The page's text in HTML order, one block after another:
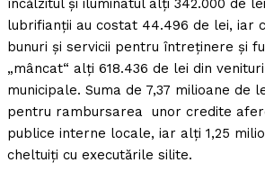
încălzitul şi iluminatul alţi 342.000 de
lubrifianţii au costat 44.496 de lei, iar
bunuri şi servicii pentru întreţinere şi
„mâncat“ alţi 618.436 de lei din
municipale. Suma de 7,37 milioane de
pentru rambursarea unor credite
publice interne locale, iar alţi 1,25
cheltuiţi cu executările silite.